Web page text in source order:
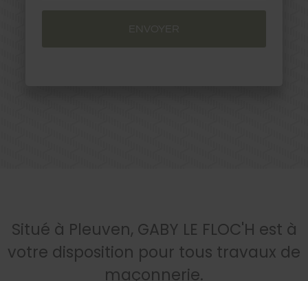
Situé à Pleuven, GABY LE FLOC'H est à
votre disposition pour tous travaux de
maçonnerie.